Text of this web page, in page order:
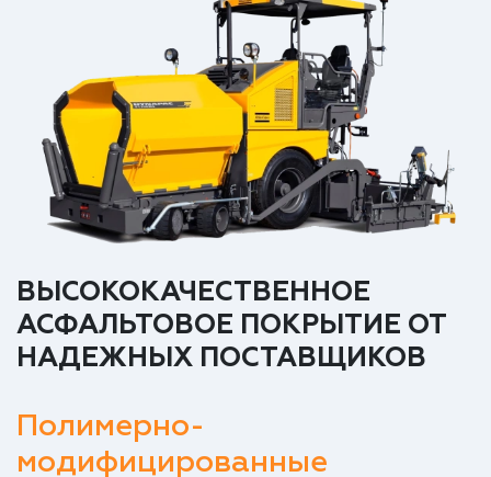
ВЫСОКОКАЧЕСТВЕННОЕ
АСФАЛЬТОВОЕ ПОКРЫТИЕ ОТ
НАДЕЖНЫХ ПОСТАВЩИКОВ
Полимерно-
модифицированные